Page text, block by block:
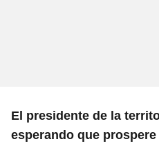
El presidente de la
esperando que